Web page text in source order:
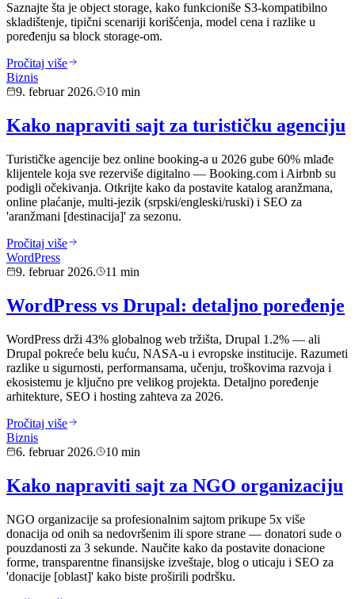
Saznajte šta je object storage, kako funkcioniše S3-kompatibilno
skladištenje, tipični scenariji korišćenja, model cena i razlike u
poređenju sa block storage-om.
Pročitaj više
Biznis
9. februar 2026.
10 min
Kako napraviti sajt za turističku agenciju
Turističke agencije bez online booking-a u 2026 gube 60% mlađe
klijentele koja sve rezerviše digitalno — Booking.com i Airbnb su
podigli očekivanja. Otkrijte kako da postavite katalog aranžmana,
online plaćanje, multi-jezik (srpski/engleski/ruski) i SEO za
'aranžmani [destinacija]' za sezonu.
Pročitaj više
WordPress
9. februar 2026.
11 min
WordPress vs Drupal: detaljno poređenje
WordPress drži 43% globalnog web tržišta, Drupal 1.2% — ali
Drupal pokreće belu kuću, NASA-u i evropske institucije. Razumeti
razlike u sigurnosti, performansama, učenju, troškovima razvoja i
ekosistemu je ključno pre velikog projekta. Detaljno poređenje
arhitekture, SEO i hosting zahteva za 2026.
Pročitaj više
Biznis
6. februar 2026.
10 min
Kako napraviti sajt za NGO organizaciju
NGO organizacije sa profesionalnim sajtom prikupe 5x više
donacija od onih sa nedovršenim ili spore strane — donatori sude o
pouzdanosti za 3 sekunde. Naučite kako da postavite donacione
forme, transparentne finansijske izveštaje, blog o uticaju i SEO za
'donacije [oblast]' kako biste proširili podršku.